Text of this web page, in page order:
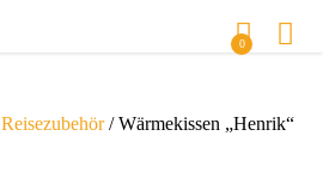
0
Reisezubehör/ Wärmekissen „Henrik“